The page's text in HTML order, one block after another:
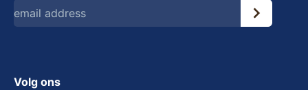
Volg ons